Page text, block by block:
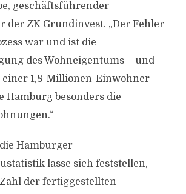
geschäftsführender
der ZK Grundinvest. „Der Fehler
war und ist die
des Wohneigentums – und
1,8-Millionen-Einwohner-
Hamburg besonders die
Hamburger
lasse sich feststellen,
der fertiggestellten